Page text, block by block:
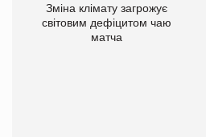
Зміна клімату загрожує
світовим дефіцитом чаю
матча